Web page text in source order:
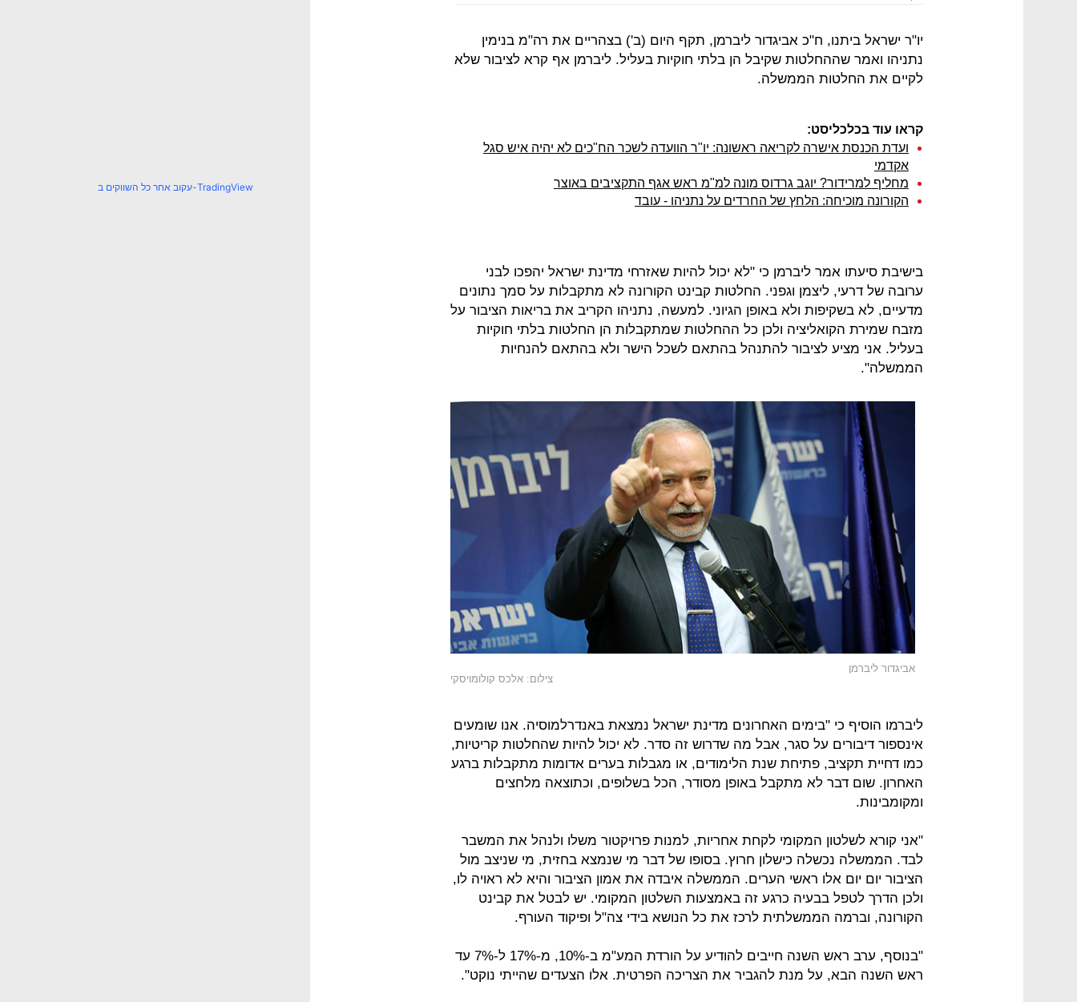
יו"ר ישראל ביתנו, ח"כ אביגדור ליברמן, תקף היום (ב') בצהריים את רה"מ בנימין
נתניהו ואמר שההחלטות שקיבל הן בלתי חוקיות בעליל. ליברמן אף קרא לציבור שלא
לקיים את החלטות הממשלה.
קראו עוד בכלכליסט:
ועדת הכנסת אישרה לקריאה ראשונה: יו"ר הוועדה לשכר הח"כים לא יהיה איש סגל
אקדמי
מחליף למרידור? יוגב גרדוס מונה למ"מ ראש אגף התקציבים באוצר
הקורונה מוכיחה: הלחץ של החרדים על נתניהו - עובד
בישיבת סיעתו אמר ליברמן כי "לא יכול להיות שאזרחי מדינת ישראל יהפכו לבני
ערובה של דרעי, ליצמן וגפני. החלטות קבינט הקורונה לא מתקבלות על סמך נתונים
מדעיים, לא בשקיפות ולא באופן הגיוני. למעשה, נתניהו הקריב את בריאות הציבור על
מזבח שמירת הקואליציה ולכן כל ההחלטות שמתקבלות הן החלטות בלתי חוקיות
בעליל. אני מציע לציבור להתנהל בהתאם לשכל הישר ולא בהתאם להנחיות
הממשלה".
אביגדור ליברמן
צילום: אלכס קולומויסקי
ליברמו הוסיף כי "בימים האחרונים מדינת ישראל נמצאת באנדרלמוסיה. אנו שומעים
אינספור דיבורים על סגר, אבל מה שדרוש זה סדר. לא יכול להיות שהחלטות קריטיות,
כמו דחיית תקציב, פתיחת שנת הלימודים, או מגבלות בערים אדומות מתקבלות ברגע
האחרון. שום דבר לא מתקבל באופן מסודר, הכל בשלופים, וכתוצאה מלחצים
ומקומבינות.
"אני קורא לשלטון המקומי לקחת אחריות, למנות פרויקטור משלו ולנהל את המשבר
לבד. הממשלה נכשלה כישלון חרוץ. בסופו של דבר מי שנמצא בחזית, מי שניצב מול
הציבור יום יום אלו ראשי הערים. הממשלה איבדה את אמון הציבור והיא לא ראויה לו,
ולכן הדרך לטפל בבעיה כרגע זה באמצעות השלטון המקומי. יש לבטל את קבינט
הקורונה, וברמה הממשלתית לרכז את כל הנושא בידי צה"ל ופיקוד העורף.
"בנוסף, ערב ראש השנה חייבים להודיע על הורדת המע"מ ב-10%, מ-17% ל-7% עד
ראש השנה הבא, על מנת להגביר את הצריכה הפרטית. אלו הצעדים שהייתי נוקט".
עקוב אחר כל השווקים ב-TradingView